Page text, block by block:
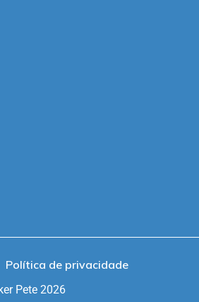
Política de privacidade
Pete 2026